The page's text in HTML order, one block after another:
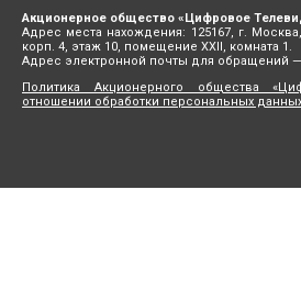
Акционерное общество «Цифровое
Адрес места нахождения: 125167, г.
корп. 4, этаж 10, помещение XXII, комната 1.
Адрес электронной почты для обращений —
Политика Акционерного общества
отношении обработки персональных